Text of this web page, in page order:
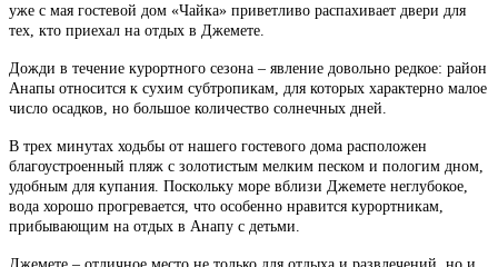
уже с мая гостевой дом «Чайка» приветливо распахивает двери для
тех, кто приехал на отдых в Джемете.
Дожди в течение курортного сезона – явление довольно редкое: район
Анапы относится к сухим субтропикам, для которых характерно малое
число осадков, но большое количество солнечных дней.
В трех минутах ходьбы от нашего гостевого дома расположен
благоустроенный пляж с золотистым мелким песком и пологим дном,
удобным для купания. Поскольку море вблизи Джемете неглубокое,
вода хорошо прогревается, что особенно нравится курортникам,
прибывающим на отдых в Анапу с детьми.
Джемете – отличное место не только для отдыха и развлечений, но и